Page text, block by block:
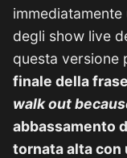
degli show live
questa versione
finale della frase
walk out
abbassamento
tornata alta